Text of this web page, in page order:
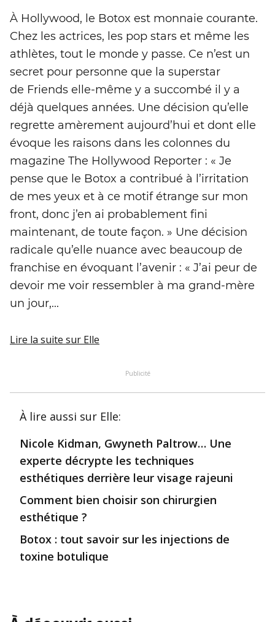
À Hollywood, le Botox est monnaie courante.
Chez les actrices, les pop stars et même les
athlètes, tout le monde y passe. Ce n’est un
secret pour personne que la superstar
de Friends elle-même y a succombé il y a
déjà quelques années. Une décision qu’elle
regrette amèrement aujourd’hui et dont elle
évoque les raisons dans les colonnes du
magazine The Hollywood Reporter : « Je
pense que le Botox a contribué à l’irritation
de mes yeux et à ce motif étrange sur mon
front, donc j’en ai probablement fini
maintenant, de toute façon. » Une décision
radicale qu’elle nuance avec beaucoup de
franchise en évoquant l’avenir : « J’ai peur de
devoir me voir ressembler à ma grand-mère
un jour,...
Lire la suite sur Elle
Publicité
À lire aussi sur Elle:
Nicole Kidman, Gwyneth Paltrow… Une
experte décrypte les techniques
esthétiques derrière leur visage rajeuni
Comment bien choisir son chirurgien
esthétique ?
Botox : tout savoir sur les injections de
toxine botulique